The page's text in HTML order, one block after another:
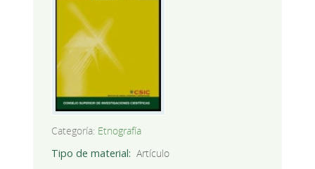
Categoría: Etnografía
Tipo de material
Artículo